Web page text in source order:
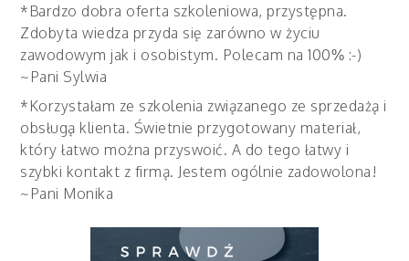
*Bardzo dobra oferta szkoleniowa, przystępna.
Zdobyta wiedza przyda się zarówno w życiu
zawodowym jak i osobistym. Polecam na 100% :-)
~Pani Sylwia
*Korzystałam ze szkolenia związanego ze sprzedażą i
obsługą klienta. Świetnie przygotowany materiał,
który łatwo można przyswoić. A do tego łatwy i
szybki kontakt z firmą. Jestem ogólnie zadowolona!
~Pani Monika